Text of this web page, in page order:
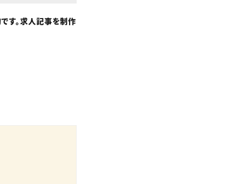
す。求人記事を制作